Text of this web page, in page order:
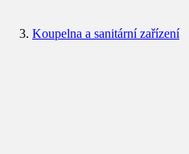
Koupelna a sanitární zařízení